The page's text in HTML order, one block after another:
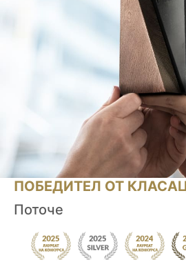
ПОБЕДИТЕЛ ОТ
Поточе